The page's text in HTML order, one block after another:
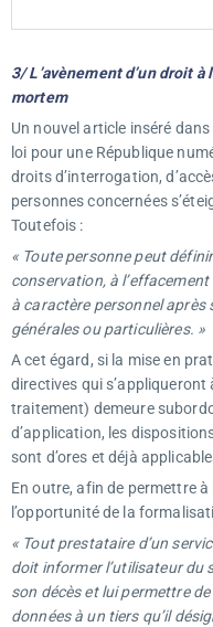
3/ L’avènement d’un droit
mortem
Un nouvel article inséré
loi pour une République
droits d’interrogation,
personnes concernées
Toutefois :
« Toute personne peut
conservation, à
à caractère personnel après
générales ou particulières. »
A cet égard, si la mise en
directives qui s’appliqueront
traitement) demeure
d’application, les
sont d’ores et déjà
En outre, afin de permettre à
l’opportunité de la
« Tout prestataire d’un
doit informer l’utilisateur du
son décès et lui permettre
données à un tiers qu’il